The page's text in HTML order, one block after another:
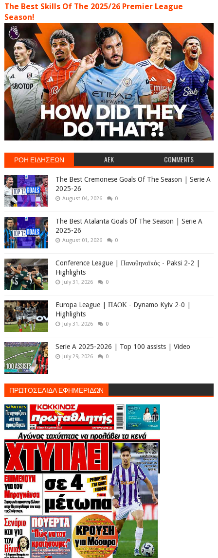
The Best Skills Of The 2025/26 Premier League
Season!
ΡΟΗ ΕΙΔΗΣΕΩΝ AEK COMMENTS
The Best Cremonese Goals Of The Season | Serie A
2025-26
August 04, 2026 0
The Best Atalanta Goals Of The Season | Serie A
2025-26
August 01, 2026 0
Conference League | Παναθηναϊκός - Paksi 2-2 |
Highlights
July 31, 2026 0
Europa League | ΠΑΟΚ - Dynamo Kyiv 2-0 |
Highlights
July 31, 2026 0
Serie A 2025-2026 | Top 100 assists | Video
July 29, 2026 0
ΠΡΩΤΟΣΕΛΙΔΑ ΕΦΗΜΕΡΙΔΩΝ